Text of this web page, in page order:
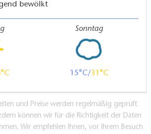
bewölkt
Sonntag
15 31
und Preise werden regelmäßig geprüft
können wir für die Richtigkeit der Daten
Wir empfehlen Ihnen, vor Ihrem Besuch